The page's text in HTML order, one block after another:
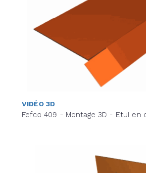
VIDÉO 3D
Fefco 409 - Montage 3D - Etui en